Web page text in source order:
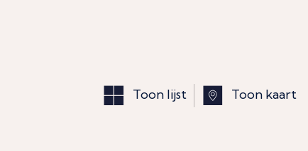
Toon lijst Toon kaart